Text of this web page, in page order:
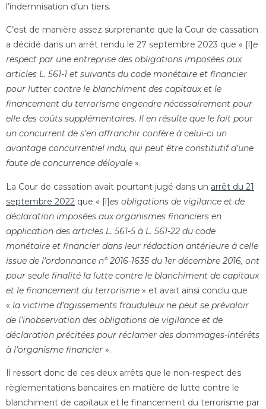
l’indemnisation d’un tiers.
C’est de manière assez surprenante que la Cour de cassation
a décidé dans un arrêt rendu le 27 septembre 2023 que « [l]e
respect par une entreprise des obligations imposées aux
articles L. 561-1 et suivants du code monétaire et financier
pour lutter contre le blanchiment des capitaux et le
financement du terrorisme engendre nécessairement pour
elle des coûts supplémentaires. Il en résulte que le fait pour
un concurrent de s’en affranchir confère à celui-ci un
avantage concurrentiel indu, qui peut être constitutif d’une
faute de concurrence déloyale ».
La Cour de cassation avait pourtant jugé dans un arrêt du 21
septembre 2022 que « [l]es obligations de vigilance et de
déclaration imposées aux organismes financiers en
application des articles L. 561-5 à L. 561-22 du code
monétaire et financier dans leur rédaction antérieure à celle
issue de l’ordonnance n° 2016-1635 du 1er décembre 2016, ont
pour seule finalité la lutte contre le blanchiment de capitaux
et le financement du terrorisme » et avait ainsi conclu que
« la victime d’agissements frauduleux ne peut se prévaloir
de l’inobservation des obligations de vigilance et de
déclaration précitées pour réclamer des dommages-intérêts
à l’organisme financier ».
Il ressort donc de ces deux arrêts que le non-respect des
règlementations bancaires en matière de lutte contre le
blanchiment de capitaux et le financement du terrorisme par